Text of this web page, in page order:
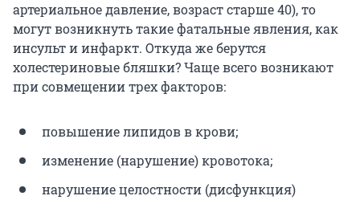
артериальное давление, возраст старше 40), то
могут возникнуть такие фатальные явления, как
инсульт и инфаркт. Откуда же берутся
холестериновые бляшки? Чаще всего возникают
при совмещении трех факторов:
повышение липидов в крови;
изменение (нарушение) кровотока;
нарушение целостности (дисфункция)